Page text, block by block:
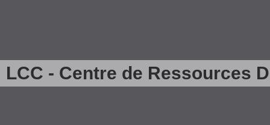
LCC - Centre de Ressources